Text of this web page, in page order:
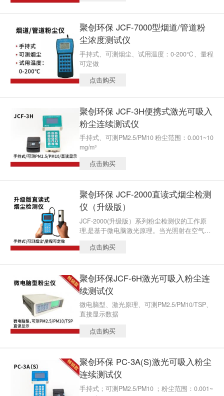
聚创环保 JCF-7000型烟道/管道粉
尘浓度测试仪
手持式、可测烟尘、试用温度：0-200℃、量程
可定做
点击购买
聚创环保 JCF-3H便携式激光可吸入
粉尘连续测试仪
手持式、可测PM2.5/PM10 粉尘范围：0.001~10
mg/m³
点击购买
聚创环保 JCF-2000直读式烟尘检测
仪（升级版）
JCF-2000(升级版）系列粉尘检测仪的工作原
理,是基于微电脑激光原理。当光照射在空气中
质一定的条件下，颗粒物的散射光强度。
点击购买
聚创环保JCF-6H激光可吸入粉尘连
续测试仪
微电脑型、激光原理、可测PM2.5/PM10/TSP、
直接显示数据
点击购买
聚创环保 PC-3A(S)激光可吸入粉尘
连续测试仪
手持式；可测PM2.5/PM10 ；粉尘范围：0.001~